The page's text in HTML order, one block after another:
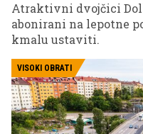
Atraktivni dvojčici
abonirani na lepotne
kmalu ustaviti.
VISOKI OBRATI